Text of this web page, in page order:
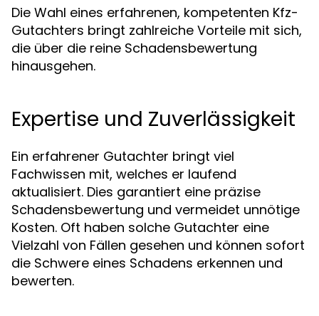
Die Wahl eines erfahrenen, kompetenten Kfz-
Gutachters bringt zahlreiche Vorteile mit sich,
die über die reine Schadensbewertung
hinausgehen.
Expertise und Zuverlässigkeit
Ein erfahrener Gutachter bringt viel
Fachwissen mit, welches er laufend
aktualisiert. Dies garantiert eine präzise
Schadensbewertung und vermeidet unnötige
Kosten. Oft haben solche Gutachter eine
Vielzahl von Fällen gesehen und können sofort
die Schwere eines Schadens erkennen und
bewerten.